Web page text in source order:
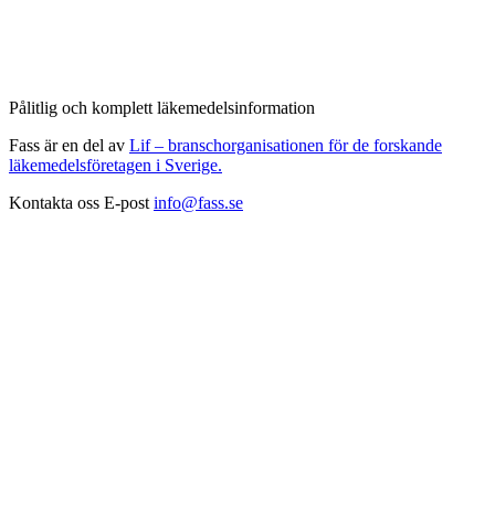
Pålitlig och komplett läkemedelsinformation
Fass är en del av Lif – branschorganisationen för de forskande
läkemedelsföretagen i Sverige.
Kontakta oss E-post info@fass.se